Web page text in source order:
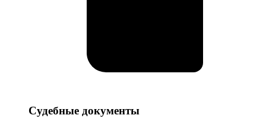
Судебные
Судебные документы